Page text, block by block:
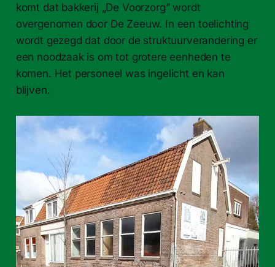
komt dat bakkerij „De Voor­zorg” wordt
overgenomen door De Zeeuw. In een toelicht­ing
wordt gezegd dat door de struk­tu­urveran­der­ing er
een noodzaak is om tot grotere een­heden te
komen. Het per­son­eel was ingelicht en kan
blijven.